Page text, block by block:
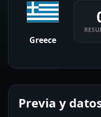
Greece
Previa y